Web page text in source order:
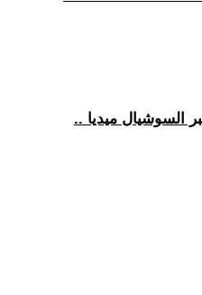
السوشيال ميديا ..